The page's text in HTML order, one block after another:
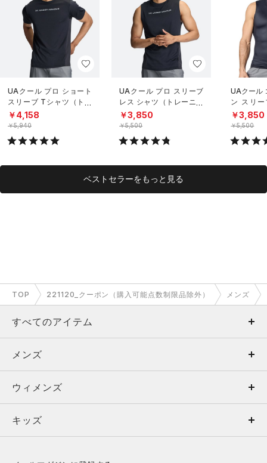
UAクール プロ ショート
スリーブ Tシャツ（トレ
ーニング/MEN）
￥4,158
￥5,940
UAクール プロ スリーブ
レス シャツ（トレーニン
グ/MEN）
￥3,850
￥5,500
UAクール
ン スリ
（トレー
￥3,850
￥5,500
ベストセラーをもっと見る
TOP 221120_クーポン（購入可能点数制限品除外） メンズ
すべてのアイテム
メンズ
ウィメンズ
キッズ
メンズ
トップス
ボトムス
ウィメンズ
トップス
キッズ